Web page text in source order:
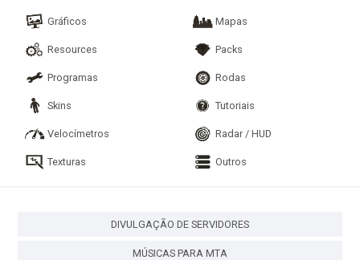
Gráficos Mapas
Resources Packs
Programas Rodas
Skins Tutoriais
Velocímetros Radar / HUD
Texturas Outros
DIVULGAÇÃO DE SERVIDORES
MÚSICAS PARA MTA